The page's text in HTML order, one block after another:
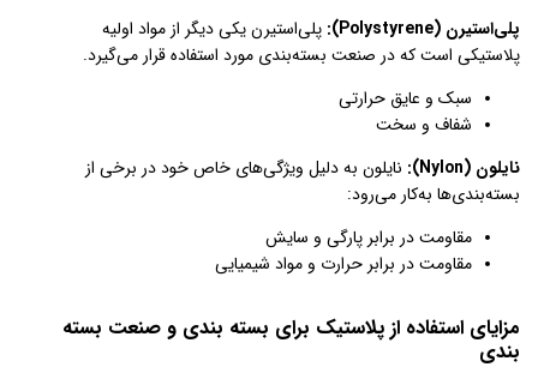
پلی‌استیرن (Polystyrene):
پلی‌استیرن یکی دیگر از مواد اولیه
پلاستیکی است که در صنعت بسته‌بندی مورد استفاده قرار می‌گیرد.
سبک و عایق حرارتی
شفاف و سخت
نایلون (Nylon):
نایلون به دلیل ویژگی‌های خاص خود در برخی از
بسته‌بندی‌ها به‌کار می‌رود:
مقاومت در برابر پارگی و سایش
مقاومت در برابر حرارت و مواد شیمیایی
مزایای استفاده از پلاستیک برای بسته بندی و صنعت بسته
بندی